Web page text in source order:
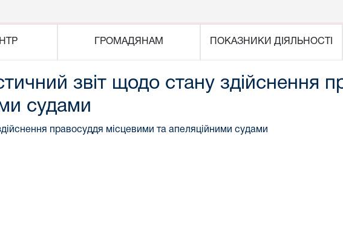
ГРОМАДЯНАМ ПОКАЗНИКИ ДІЯЛЬНОСТІ
звіт щодо стану здійснення
судами
правосуддя місцевими та апеляційними судами